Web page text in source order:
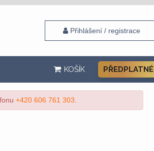
Přihlášení / registrace
KOŠÍK PŘEDPLATNÉ
+420 606 761 303